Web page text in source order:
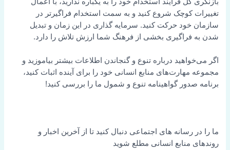
تغییرات کوچک شروع کنید و به سمت استخدام فراگیرتر در
سازمان خود حرکت کنید. سرمایه گذاری در این زمان و تبدیل
شدن به فراگیری بخشی از فرهنگ شما ارزش تلاش را دارد.
اگر می‌خواهید درباره تنوع و گنجاندن اطلاعات بیشتر بیاموزید و
مجموعه مهارت‌های منابع انسانی خود را برای آینده اثبات کنید،
برنامه صدور گواهینامه تنوع و شمول ما را بررسی کنید!
ما را در رسانه های اجتماعی دنبال کنید تا از آخرین اخبار و
روندهای منابع انسانی مطلع شوید